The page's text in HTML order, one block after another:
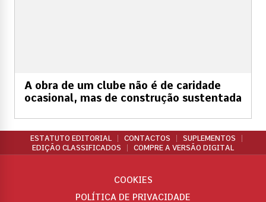
A obra de um clube não é de caridade
ocasional, mas de construção sustentada
ESTATUTO EDITORIAL CONTACTOS
SUPLEMENTOS
EDIÇÃO CLASSIFICADOS
COMPRE A VERSÃO DIGITAL
COOKIES
POLÍTICA DE PRIVACIDADE